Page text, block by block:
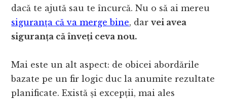
dacă te ajută sau te încurcă. Nu o să ai mereu
siguranța că va merge bine, darvei avea
siguranța că înveți ceva nou.
Mai este un alt aspect: de obicei abordările
bazate pe un fir logic duc la anumite rezultate
planificate. Există și excepții, mai ales